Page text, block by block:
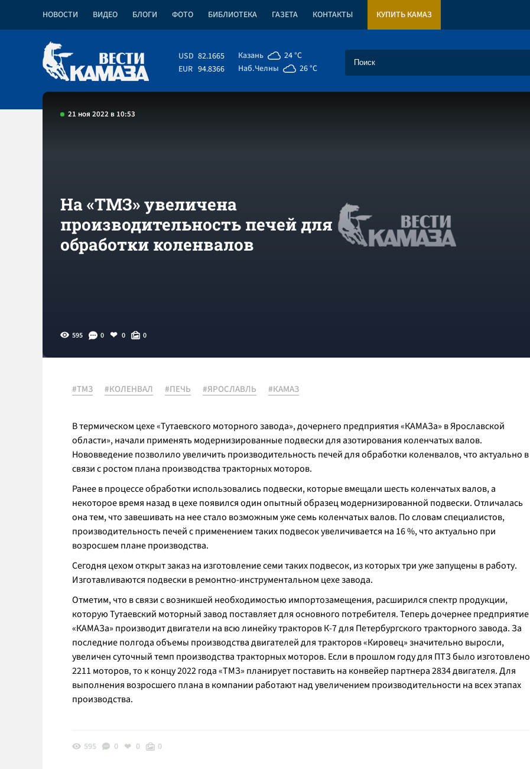
НОВОСТИ ВИДЕО БЛОГИ ФОТО БИБЛИОТЕКА ГАЗЕТА КОНТАКТЫ КУПИТЬ КАМАЗ
USD 82.1665
EUR 94.8366
Казань
24 °C
Наб.Челны
26 °C
21 ноя 2022 в 10:53
На «ТМЗ» увеличена
производительность печей для
обработки коленвалов
595 0 0 0
#ТМЗ #КОЛЕНВАЛ #ПЕЧЬ #ЯРОСЛАВЛЬ #КАМАЗ
В термическом цехе «Тутаевского моторного завода», дочернего предприятия «КАМАЗа» в Ярославской
области», начали применять модернизированные подвески для азотирования коленчатых валов.
Нововведение позволило увеличить производительность печей для обработки коленвалов, что актуально в
связи с ростом плана производства тракторных моторов.
Ранее в процессе обработки использовались подвески, которые вмещали шесть коленчатых валов, а
некоторое время назад в цехе появился один опытный образец модернизированной подвески. Отличалась
она тем, что завешивать на нее стало возможным уже семь коленчатых валов. По словам специалистов,
производительность печей с применением таких подвесок увеличивается на 16 %, что актуально при
возросшем плане производства.
Сегодня цехом открыт заказ на изготовление семи таких подвесок, из которых три уже запущены в работу.
Изготавливаются подвески в ремонтно-инструментальном цехе завода.
Отметим, что в связи с возникшей необходимостью импортозамещения, расширился спектр продукции,
которую Тутаевский моторный завод поставляет для основного потребителя. Теперь дочернее предприятие
«КАМАЗа» производит двигатели на всю линейку тракторов К-7 для Петербургского тракторного завода. За
последние полгода объемы производства двигателей для тракторов «Кировец» значительно выросли,
увеличен суточный темп производства тракторных моторов. Если в прошлом году для ПТЗ было изготовлено
2211 моторов, то к концу 2022 года «ТМЗ» планирует поставить на конвейер партнера 2834 двигателя. Для
выполнения возросшего плана в компании работают над увеличением производительности на всех этапах
производства.
595 0 0 0